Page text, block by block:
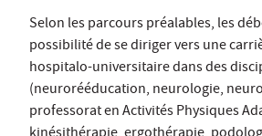
Selon les parcours préalables, les
possibilité de se diriger vers une
hospitalo-universitaire dans des
(neurorééducation, neurologie,
professorat en Activités Physiques